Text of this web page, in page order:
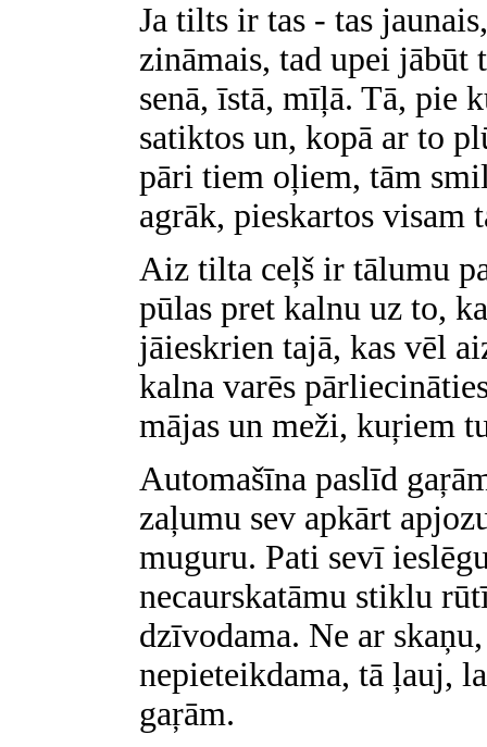
Ja tilts ir tas - tas
zināmais, tad upei jābūt
senā, īstā, mīļā. Tā, pie
satiktos un, kopā ar to
pāri tiem oļiem, tām
agrāk, pieskartos visam
Aiz tilta ceļš ir tālumu
pūlas pret kalnu uz to,
jāieskrien tajā, kas vēl
kalna varēs
mājas un meži, kuŗiem
Automašīna paslīd
zaļumu sev apkārt
muguru. Pati sevī
necaurskatāmu stiklu
dzīvodama. Ne ar
nepieteikdama, tā ļauj,
gaŗām.